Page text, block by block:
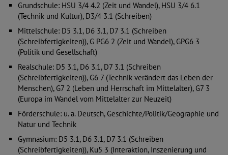
Videos werden über die Plattformen YouTube oder Vimeo eingebunden.
Wir nutzen YouTube im erweiterten Datenschutzmodus. Dieser Modus
bewirkt laut YouTube, dass YouTube keine Informationen über die
Besucher auf dieser Website speichert, bevor diese sich das Video
ansehen.
Eingebundene Inhalte
Optional sind externe Inhalte auf den Seiten dieser Website
eingebunden. Das können Kartendienste wie z.B. Google Maps sein
oder auch Anwendungen einer externen Website.
Grundschule: HSU 3/4 4.2 (Zeit und Wandel), HSU 3/4 6.1
(Technik und Kultur), D3/4 3.1 (Schreiben)
Mittelschule: D5 3.1, D6 3.1, D7 3.1 (Schreiben
(Schreibfertigkeiten)), G PG6 2 (Zeit und Wandel), GPG6 3
(Politik und Gesellschaft)
Realschule: D5 3.1, D6 3.1, D7 3.1 (Schreiben
(Schreibfertigkeiten)), G6 7 (Technik verändert das Leben der
Menschen), G7 2 (Leben und Herrschaft im Mittelalter), G7 3
(Europa im Wandel vom Mittelalter zur Neuzeit)
Förderschule: u. a. Deutsch, Geschichte/Politik/Geographie und
Natur und Technik
Gymnasium: D5 3.1, D6 3.1, D7 3.1 (Schreiben
(Schreibfertigkeiten)), Ku5 3 (Interaktion, Inszenierung und